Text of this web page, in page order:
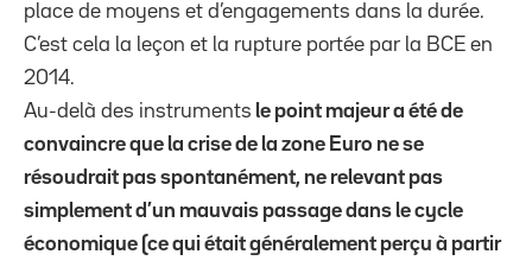
place de moyens et d’engagements dans la durée.
C’est cela la leçon et la rupture portée par la BCE en
2014.
Au-delà des instruments le point majeur a été de
convaincre que la crise de la zone Euro ne se
résoudrait pas spontanément, ne relevant pas
simplement d’un mauvais passage dans le cycle
économique (ce qui était généralement perçu à partir